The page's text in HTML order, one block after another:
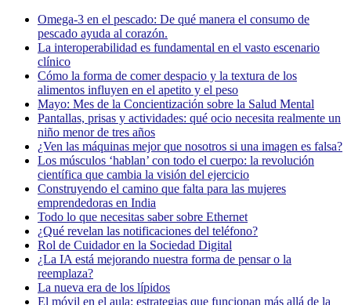
Omega-3 en el pescado: De qué manera el consumo de
pescado ayuda al corazón.
La interoperabilidad es fundamental en el vasto escenario
clínico
Cómo la forma de comer despacio y la textura de los
alimentos influyen en el apetito y el peso
Mayo: Mes de la Concientización sobre la Salud Mental
Pantallas, prisas y actividades: qué ocio necesita realmente un
niño menor de tres años
¿Ven las máquinas mejor que nosotros si una imagen es falsa?
Los músculos ‘hablan’ con todo el cuerpo: la revolución
científica que cambia la visión del ejercicio
Construyendo el camino que falta para las mujeres
emprendedoras en India
Todo lo que necesitas saber sobre Ethernet
¿Qué revelan las notificaciones del teléfono?
Rol de Cuidador en la Sociedad Digital
¿La IA está mejorando nuestra forma de pensar o la
reemplaza?
La nueva era de los lípidos
El móvil en el aula: estrategias que funcionan más allá de la